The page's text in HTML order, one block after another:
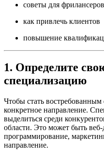
советы для фрилансеров
как привлечь клиентов
повышение
1. Определите
специализацию
Чтобы стать
конкретное направление.
выделиться среди
области. Это может быть
программирование,
направление.